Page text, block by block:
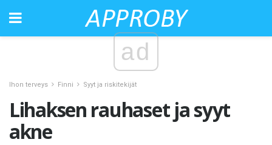
ad
Ihon terveys Finni Syyt ja riskitekijät
Lihaksen rauhaset ja syyt
akne